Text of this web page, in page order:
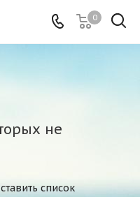
0
не
список